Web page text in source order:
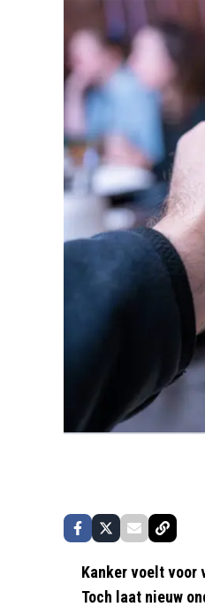
Kanker voelt voor
Toch laat nieuw